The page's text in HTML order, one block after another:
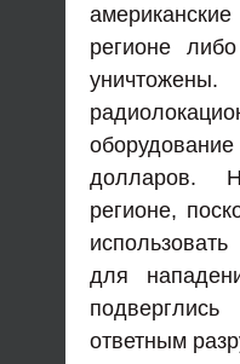
регионе
долларов.
регионе,
для
ответным